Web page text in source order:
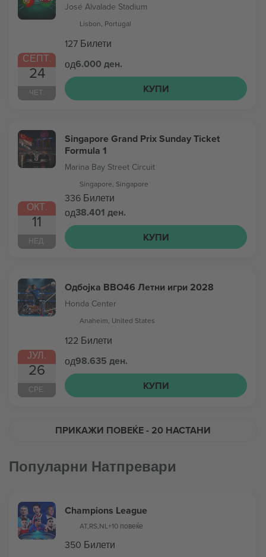
СЕПТ.
24
ЧЕТ.
José Alvalade Stadium
Lisbon, Portugal
127 Билети
од6.000 ден.
КУПИ
ОКТ.
11
НЕД.
Singapore Grand Prix Sunday Ticket
Formula 1
Marina Bay Street Circuit
Singapore, Singapore
336 Билети
од38.401 ден.
КУПИ
ЈУЛ.
26
СРЕ.
Одбојка ВВО46 Летни игри 2028
Honda Center
Anaheim, United States
122 Билети
од98.635 ден.
КУПИ
ПРИКАЖИ ПОВЕЌЕ- 20 НАСТАНИ
Популарни Натпревари
Champions League
AT,RS,NL+10 повеќе
350 Билети